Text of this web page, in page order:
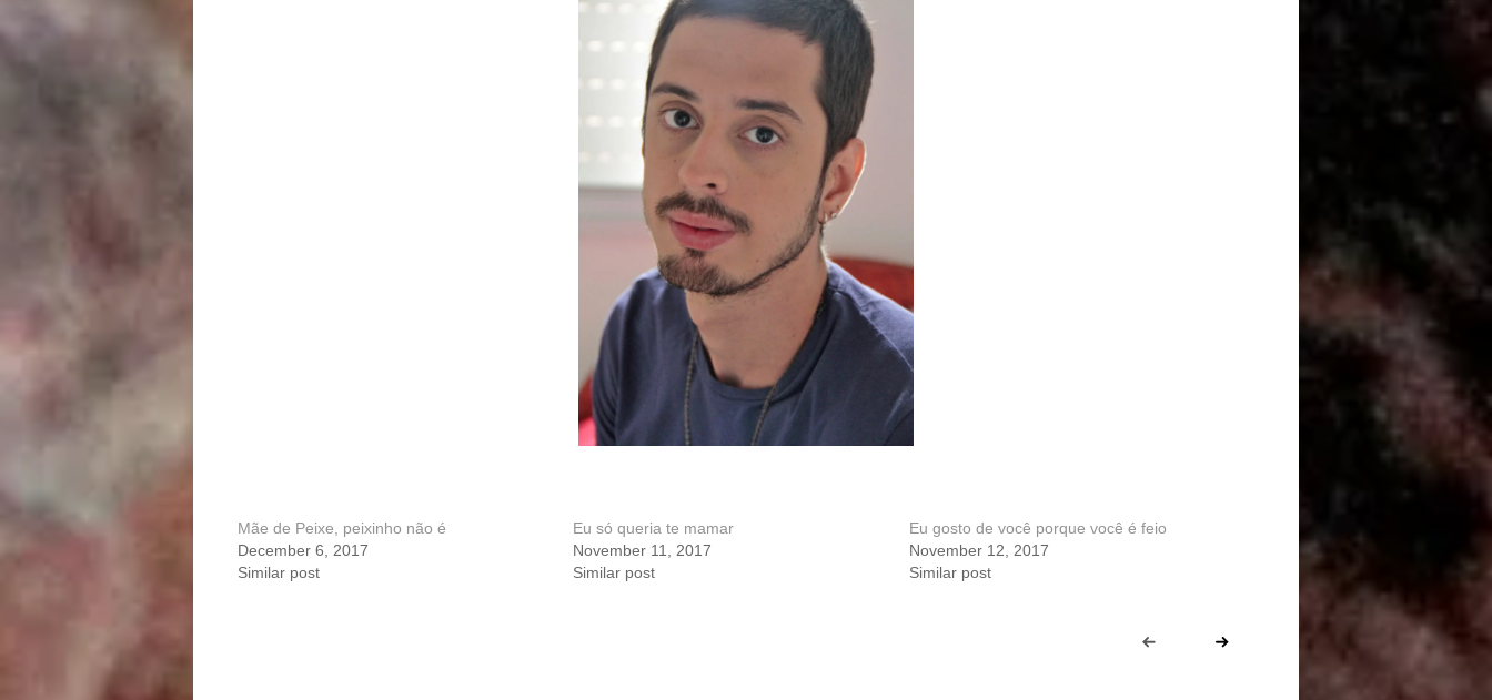
Mãe de Peixe, peixinho não é
December 6, 2017
Similar post
Eu só queria te mamar
November 11, 2017
Similar post
Eu gosto de você porque você é feio
November 12, 2017
Similar post